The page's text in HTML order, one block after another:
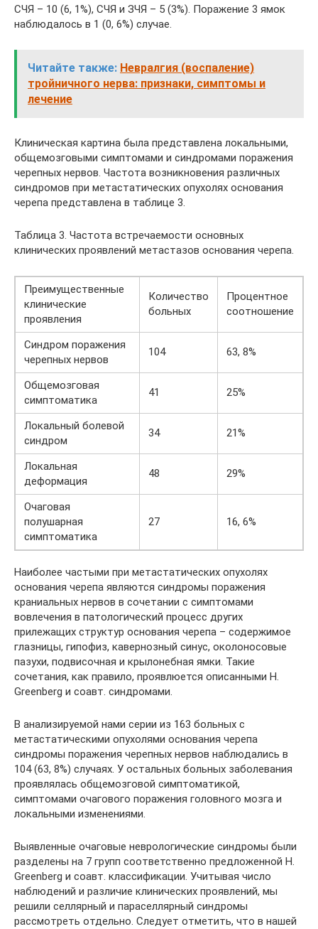
СЧЯ – 10 (6, 1%), СЧЯ и ЗЧЯ – 5 (3%). Поражение 3 ямок
наблюдалось в 1 (0, 6%) случае.
Читайте также: Невралгия (воспаление)
тройничного нерва: признаки, симптомы и
лечение
Клиническая картина была представлена локальными,
общемозговыми симптомами и синдромами поражения
черепных нервов. Частота возникновения различных
синдромов при метастатических опухолях основания
черепа представлена в таблице 3.
Таблица 3. Частота встречаемости основных
клинических проявлений метастазов основания черепа.
Преимущественные
клинические
проявления
Количество
больных
Процентное
соотношение
Синдром поражения
черепных нервов
104 63, 8%
Общемозговая
симптоматика
41 25%
Локальный болевой
синдром
34 21%
Локальная
деформация
48 29%
Очаговая
полушарная
симптоматика
27 16, 6%
Наиболее частыми при метастатических опухолях
основания черепа являются синдромы поражения
краниальных нервов в сочетании с симптомами
вовлечения в патологический процесс других
прилежащих структур основания черепа – содержимое
глазницы, гипофиз, кавернозный синус, околоносовые
пазухи, подвисочная и крылонебная ямки. Такие
сочетания, как правило, проявлюется описанными H.
Greenberg и соавт. синдромами.
В анализируемой нами серии из 163 больных с
метастатическими опухолями основания черепа
синдромы поражения черепных нервов наблюдались в
104 (63, 8%) случаях. У остальных больных заболевания
проявлялась общемозговой симптоматикой,
симптомами очагового поражения головного мозга и
локальными изменениями.
Выявленные очаговые неврологические синдромы были
разделены на 7 групп соответственно предложенной H.
Greenberg и соавт. классификации. Учитывая число
наблюдений и различие клинических проявлений, мы
решили селлярный и параселлярный синдромы
рассмотреть отдельно. Следует отметить, что в нашей